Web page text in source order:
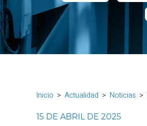
Inicio Actualidad Noticias
15 DE ABRIL DE 2025